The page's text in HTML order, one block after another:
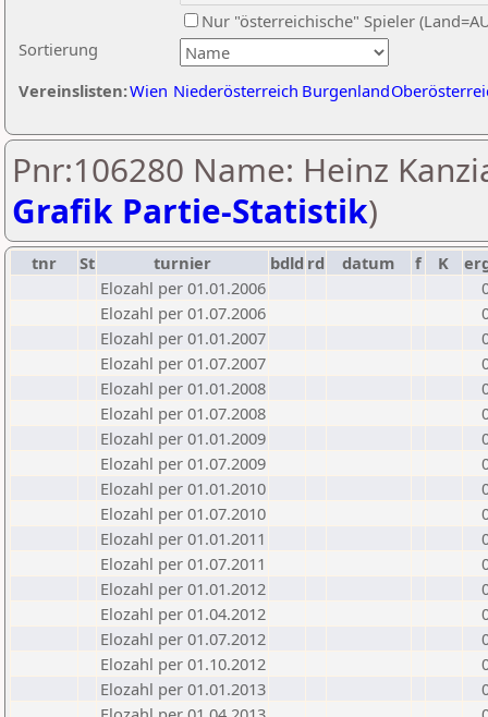
Sortierung
Nur "österreichische" Spieler
Vereinslisten:Wien Niederösterreich Burgenland
Pnr:106280 Name: Heinz
Grafik Partie-Statistik)
tnr St turnier bdld rd datum f K
Elozahl per 01.01.2006
Elozahl per 01.07.2006
Elozahl per 01.01.2007
Elozahl per 01.07.2007
Elozahl per 01.01.2008
Elozahl per 01.07.2008
Elozahl per 01.01.2009
Elozahl per 01.07.2009
Elozahl per 01.01.2010
Elozahl per 01.07.2010
Elozahl per 01.01.2011
Elozahl per 01.07.2011
Elozahl per 01.01.2012
Elozahl per 01.04.2012
Elozahl per 01.07.2012
Elozahl per 01.10.2012
Elozahl per 01.01.2013